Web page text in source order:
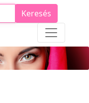
Keresés